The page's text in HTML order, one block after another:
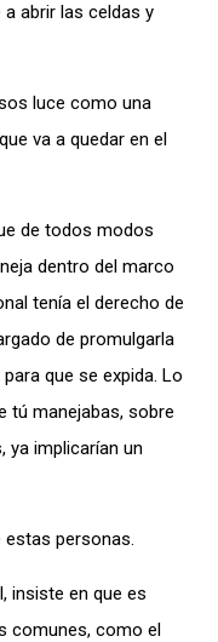
a abrir las celdas y
luce como una
va a quedar en el
de todos modos
dentro del marco
tenía el derecho de
de promulgarla
que se expida. Lo
tú manejabas, sobre
ya implicarían un
estas personas.
insiste en que es
comunes, como el